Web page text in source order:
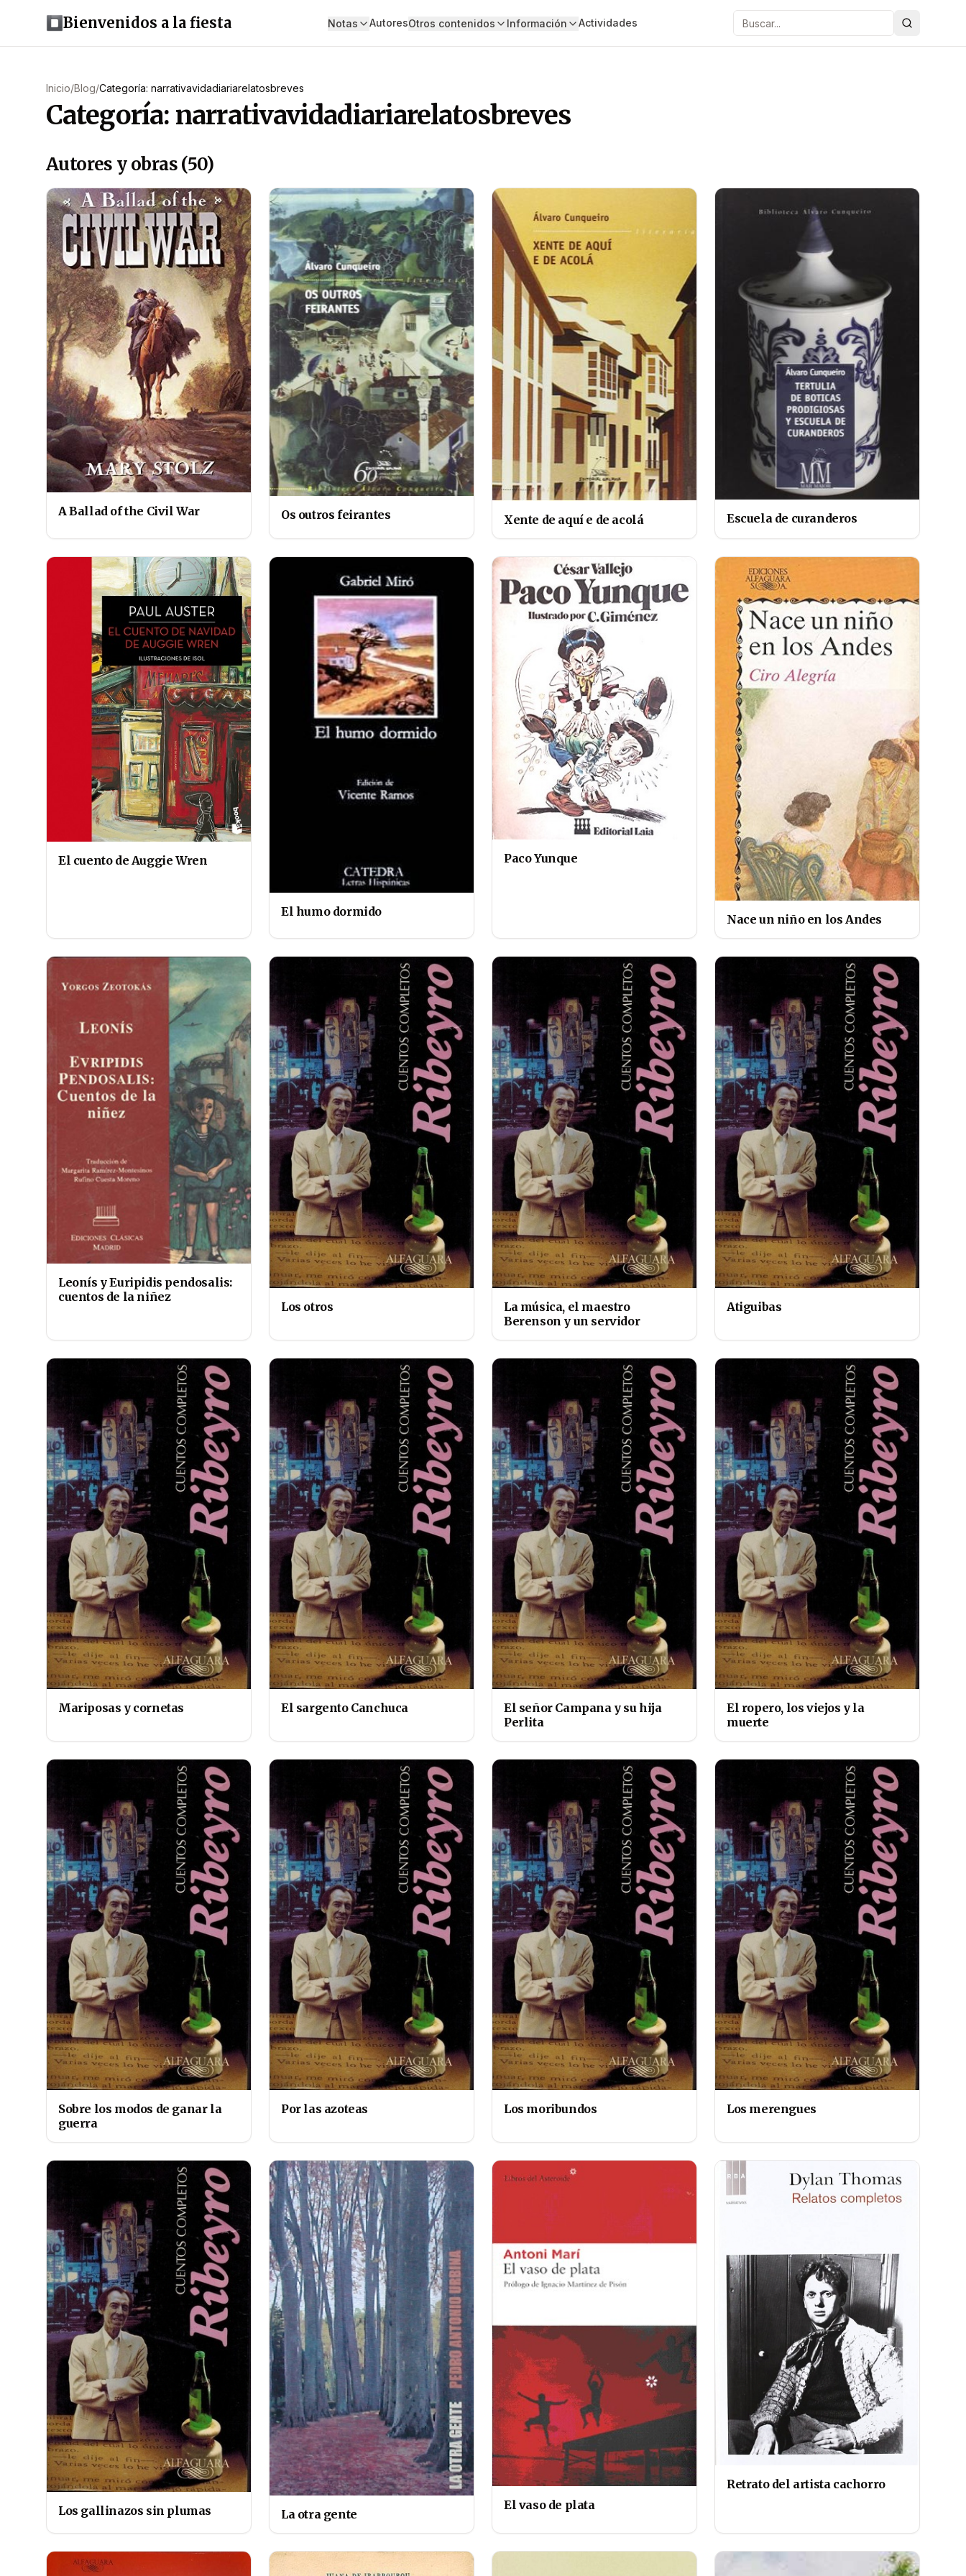
Bienvenidos a la fiesta Notas AutoresOtros contenidos Información Actividades Buscar
Inicio/Blog/Categoría: narrativavidadiariarelatosbreves
Categoría: narrativavidadiariarelatosbreves
Autores y obras (50)
A Ballad of the Civil War Os outros feirantes Xente de aquí e de acolá Escuela de curanderos
El cuento de Auggie Wren
El humo dormido
Paco Yunque
Nace un niño en los Andes
Leonís y Euripidis pendosalis:
cuentos de la niñez
Los otros
La música, el maestro
Berenson y un servidor
Atiguibas
Mariposas y cornetas El sargento Canchuca
El señor Campana y su hija
Perlita
El ropero, los viejos y la
muerte
Sobre los modos de ganar la
guerra
Por las azoteas Los moribundos Los merengues
Los gallinazos sin plumas La otra gente
El vaso de plata
Retrato del artista cachorro